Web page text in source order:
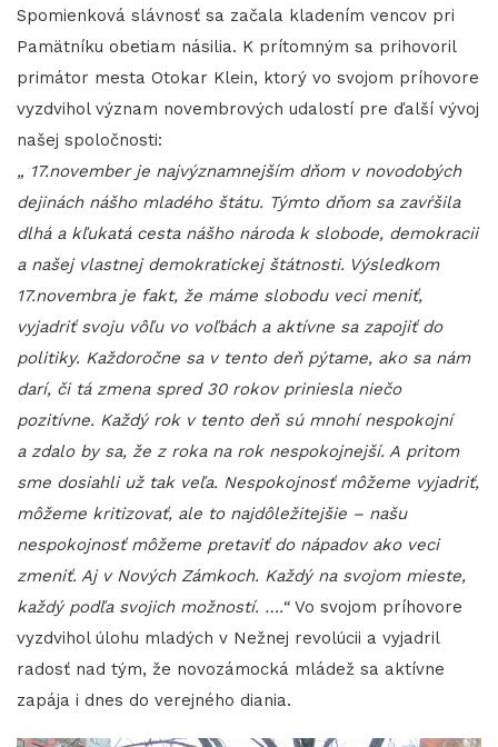
Spomienková slávnosť sa začala kladením vencov pri
Pamätníku obetiam násilia. K prítomným sa prihovoril
primátor mesta Otokar Klein, ktorý vo svojom príhovore
vyzdvihol význam novembrových udalostí pre ďalší vývoj
našej spoločnosti:
„ 17.november je najvýznamnejším dňom v novodobých
dejinách nášho mladého štátu. Týmto dňom sa zavŕšila
dlhá a kľukatá cesta nášho národa k slobode, demokracii
a našej vlastnej demokratickej štátnosti. Výsledkom
17.novembra je fakt, že máme slobodu veci meniť,
vyjadriť svoju vôľu vo voľbách a aktívne sa zapojiť do
politiky. Každoročne sa v tento deň pýtame, ako sa nám
darí, či tá zmena spred 30 rokov priniesla niečo
pozitívne. Každý rok v tento deň sú mnohí nespokojní
a zdalo by sa, že z roka na rok nespokojnejší. A pritom
sme dosiahli už tak veľa. Nespokojnosť môžeme vyjadriť,
môžeme kritizovať, ale to najdôležitejšie – našu
nespokojnosť môžeme pretaviť do nápadov ako veci
zmeniť. Aj v Nových Zámkoch. Každý na svojom mieste,
každý podľa svojich možností. ….“ Vo svojom príhovore
vyzdvihol úlohu mladých v Nežnej revolúcii a vyjadril
radosť nad tým, že novozámocká mládež sa aktívne
zapája i dnes do verejného diania.